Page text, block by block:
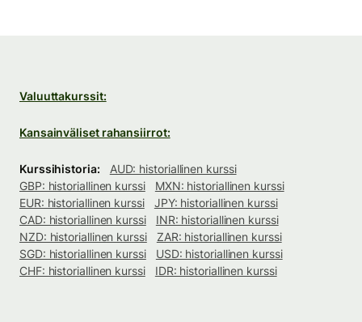
Valuuttakurssit:
Kansainväliset rahansiirrot:
Kurssihistoria:
AUD: historiallinen kurssi
GBP: historiallinen kurssi
MXN: historiallinen kurssi
EUR: historiallinen kurssi
JPY: historiallinen kurssi
CAD: historiallinen kurssi
INR: historiallinen kurssi
NZD: historiallinen kurssi
ZAR: historiallinen kurssi
SGD: historiallinen kurssi
USD: historiallinen kurssi
CHF: historiallinen kurssi
IDR: historiallinen kurssi